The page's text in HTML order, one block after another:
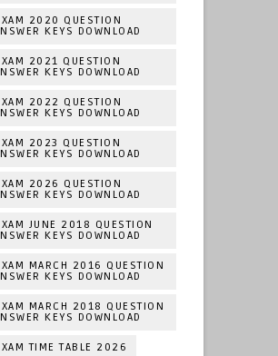
2020 QUESTION
KEYS DOWNLOAD
2021 QUESTION
KEYS DOWNLOAD
2022 QUESTION
KEYS DOWNLOAD
2023 QUESTION
KEYS DOWNLOAD
2026 QUESTION
KEYS DOWNLOAD
JUNE 2018 QUESTION
KEYS DOWNLOAD
MARCH 2016 QUESTION
KEYS DOWNLOAD
MARCH 2018 QUESTION
KEYS DOWNLOAD
TIME TABLE 2026